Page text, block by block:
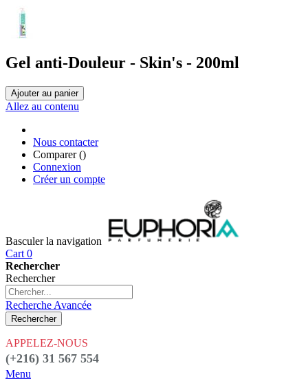
Gel anti-Douleur - Skin's - 200ml
Ajouter au panier
Allez au contenu
Nous contacter
Comparer ()
Connexion
Créer un compte
Basculer la navigation
Cart 0
Rechercher
Rechercher
Recherche Avancée
Rechercher
APPELEZ-NOUS
(+216) 31 567 554
Menu